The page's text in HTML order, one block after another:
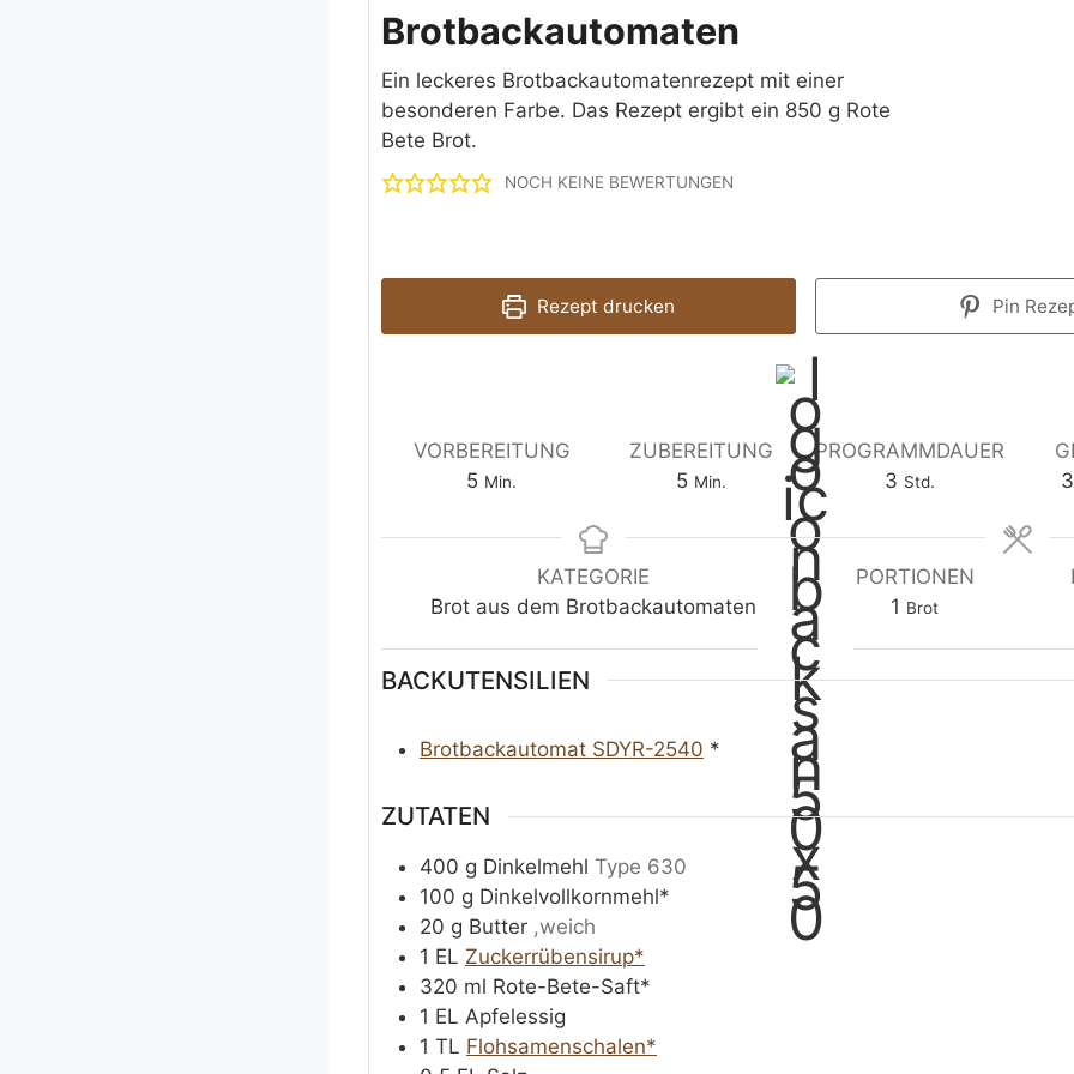
Brotbackautomaten
Ein leckeres Brotbackautomatenrezept mit einer
besonderen Farbe. Das Rezept ergibt ein 850 g Rote
Bete Brot.
NOCH KEINE BEWERTUNGEN
Rezept drucken Pin
VORBEREITUNG
5M
n
t
Min.
ZUBEREITUNG
5M
n
t
Min.
P
r
o
g
a
m
m
d
a
u
e
r
PROGRAMMDAUER
3 S
u
n
d
Std.
3
KATEGORIE
Brot aus dem Brotbackautomaten
PORTIONEN
1 Brot
BACKUTENSILIEN
Brotbackautomat SDYR-2540 *
ZUTATEN
400 g Dinkelmehl Type 630
100 g Dinkelvollkornmehl*
20 g Butter ,weich
1 EL Zuckerrübensirup*
320 ml Rote-Bete-Saft*
1 EL Apfelessig
1 TL Flohsamenschalen*